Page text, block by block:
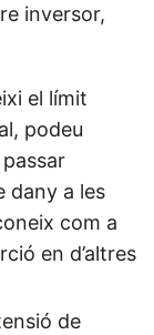
inversor,
el límit
podeu
dany a les
com a
en d’altres
de